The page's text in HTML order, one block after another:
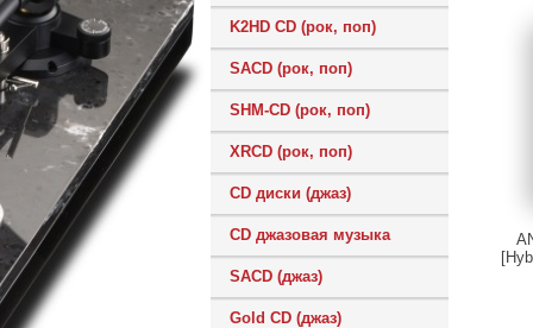
K2HD CD (рок, поп)
SACD (рок, поп)
SHM-CD (рок, поп)
XRCD (рок, поп)
CD диски (джаз)
CD джазовая музыка
SACD (джаз)
Gold CD (джаз)